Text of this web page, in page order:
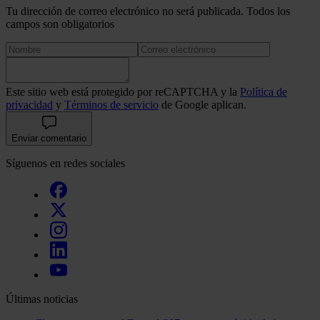
Tu dirección de correo electrónico no será publicada. Todos los
campos son obligatorios
Este sitio web está protegido por reCAPTCHA y la Política de
privacidad y Términos de servicio de Google aplican.
Enviar comentario
Síguenos en redes sociales
Últimas noticias